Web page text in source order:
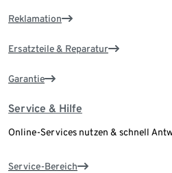
Reklamation
Ersatzteile & Reparatur
Garantie
Service & Hilfe
Online-Services nutzen & schnell
Service-Bereich